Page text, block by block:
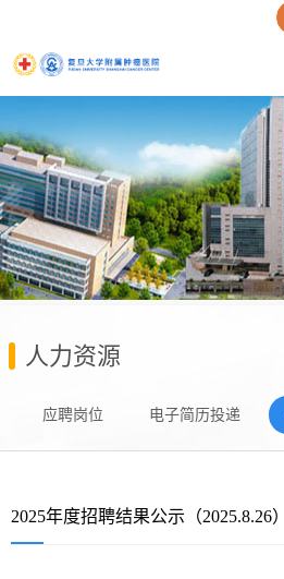
人力资源
应聘岗位 电子简历投递
2025年度招聘结果公示（2025.8.26）